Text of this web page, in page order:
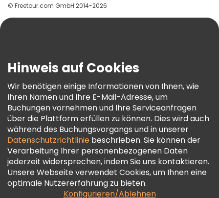
Hilfe
AGB Und Rechtliches
Cookie-Richtlinie
Freetour Auszeichnungen
Treueprogramm
© Freetour.com GmbH 2014-2026
Hinweis auf Cookies
Wir benötigen einige Informationen von Ihnen, wie
Ihren Namen und Ihre E-Mail-Adresse, um
Buchungen vornehmen und Ihre Serviceanfragen
über die Plattform erfüllen zu können. Dies wird auch
während des Buchungsvorgangs und in unserer
Datenschutzrichtlinie beschrieben. Sie können der
Verarbeitung Ihrer personenbezogenen Daten
jederzeit widersprechen, indem Sie uns kontaktieren.
Unsere Webseite verwendet Cookies, um Ihnen eine
optimale Nutzererfahrung zu bieten.
Konfigurieren/Ablehnen